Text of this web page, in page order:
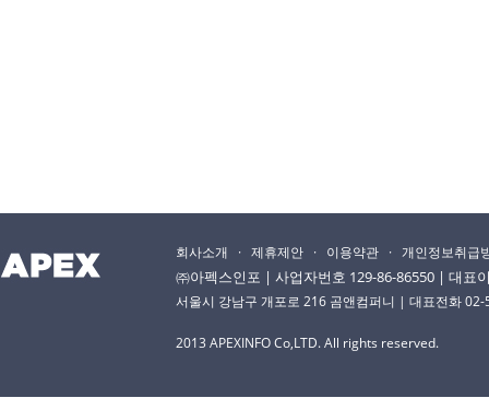
회사소개 · 제휴제안 · 이용약관 · 개인정보취급
㈜아펙스인포 | 사업자번호 129-86-86550 | 대표
서울시 강남구 개포로 216 곰앤컴퍼니 | 대표전화
2013 APEXINFO Co,LTD. All rights reserved.